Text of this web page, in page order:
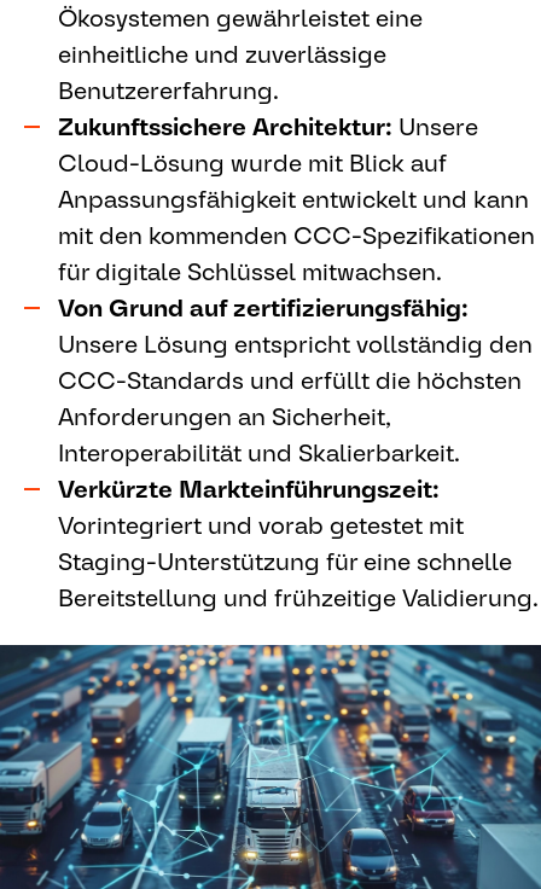
Ökosystemen gewährleistet eine
einheitliche und zuverlässige
Benutzererfahrung.
Zukunftssichere Architektur: Unsere
Cloud-Lösung wurde mit Blick auf
Anpassungsfähigkeit entwickelt und kann
mit den kommenden CCC-Spezifikationen
für digitale Schlüssel mitwachsen.
Von Grund auf zertifizierungsfähig:
Unsere Lösung entspricht vollständig den
CCC-Standards und erfüllt die höchsten
Anforderungen an Sicherheit,
Interoperabilität und Skalierbarkeit.
Verkürzte Markteinführungszeit:
Vorintegriert und vorab getestet mit
Staging-Unterstützung für eine schnelle
Bereitstellung und frühzeitige Validierung.